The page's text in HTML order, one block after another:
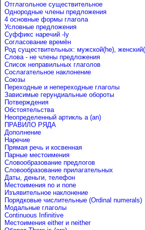
Отглагольное существительное
Однородные члены предложения
4 основные формы глагола
Условные предложения
Cуффикс наречий -ly
Согласование времён
Род существительных: мужской(he),
Слова - не члены предложения
Список неправильных глаголов
Сослагательное наклонение
Союзы
Переходные и непереходные глаголы
Зависимые герундиальные обороты
Потверждения
Обстоятельства
Неопределенный артикль a (an)
ПРАВИЛО РЯДА
Дополнение
Наречие
Прямая речь и косвенная
Парные местоимения
Словообразование предлогов
Словообразование прилагательных
Даты, деньги, телефон
Местоимения no и none
Изъявительное наклонение
Порядковые числительные (Ordinal numerals)
Модальные глаголы
Continuous Infinitive
Местоимения either и neither